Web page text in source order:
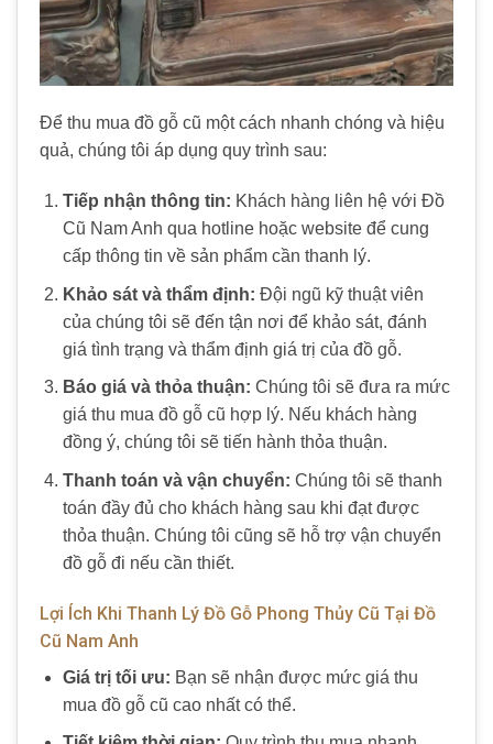
Để thu mua đồ gỗ cũ một cách nhanh chóng và hiệu
quả, chúng tôi áp dụng quy trình sau:
Tiếp nhận thông tin: Khách hàng liên hệ với Đồ
Cũ Nam Anh qua hotline hoặc website để cung
cấp thông tin về sản phẩm cần thanh lý.
Khảo sát và thẩm định: Đội ngũ kỹ thuật viên
của chúng tôi sẽ đến tận nơi để khảo sát, đánh
giá tình trạng và thẩm định giá trị của đồ gỗ.
Báo giá và thỏa thuận: Chúng tôi sẽ đưa ra mức
giá thu mua đồ gỗ cũ hợp lý. Nếu khách hàng
đồng ý, chúng tôi sẽ tiến hành thỏa thuận.
Thanh toán và vận chuyển: Chúng tôi sẽ thanh
toán đầy đủ cho khách hàng sau khi đạt được
thỏa thuận. Chúng tôi cũng sẽ hỗ trợ vận chuyển
đồ gỗđi nếu cần thiết.
Lợi Ích Khi Thanh Lý Đồ Gỗ Phong Thủy Cũ Tại Đồ
Cũ Nam Anh
Giá trị tối ưu: Bạn sẽ nhận được mức giá thu
mua đồ gỗ cũ cao nhất có thể.